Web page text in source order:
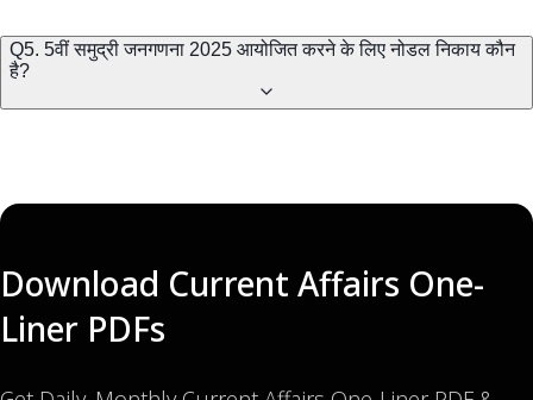
Q5. 5वीं समुद्री जनगणना 2025 आयोजित करने के लिए नोडल निकाय कौन
है?
Download Current Affairs One-
Liner PDFs